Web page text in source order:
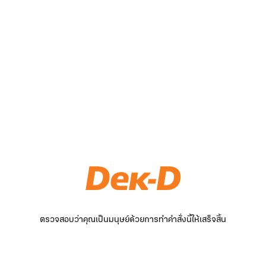
ตรวจสอบว่าคุณเป็นมนุษย์ด้วยการทำคำสั่งนี้ให้เสร็จสิ้น